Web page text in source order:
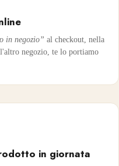
in negozio” al checkout, nella
negozio, te lo portiamo
in giornata